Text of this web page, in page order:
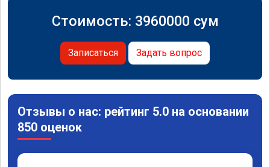
Стоимость: 3960000 сум
Записаться Задать вопрос
Отзывы о нас: рейтинг 5.0 на основании
850 оценок